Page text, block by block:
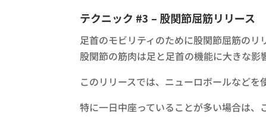
テクニック #3 – 股関節屈筋リリース
足首のモビリティのために股関節屈筋のリ
股関節の筋肉は足と足首の機能に大きな影
このリリースでは、ニューロボールなどを
特に一日中座っていることが多い場合は、